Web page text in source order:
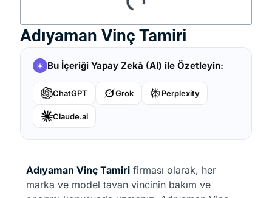
Adıyaman Vinç Tamiri
Bu İçeriği Yapay Zekâ (AI) ile Özetleyin:
ChatGPT Grok Perplexity
Claude.ai
Adıyaman Vinç Tamiri firması olarak, her
marka ve model tavan vincinin bakım ve